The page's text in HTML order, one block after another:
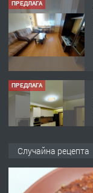
ПРЕДЛАГА
Случайна рецепта